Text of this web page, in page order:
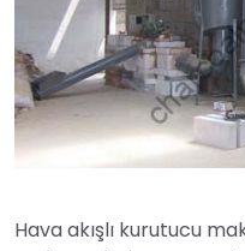
Hava akışlı kurutucu